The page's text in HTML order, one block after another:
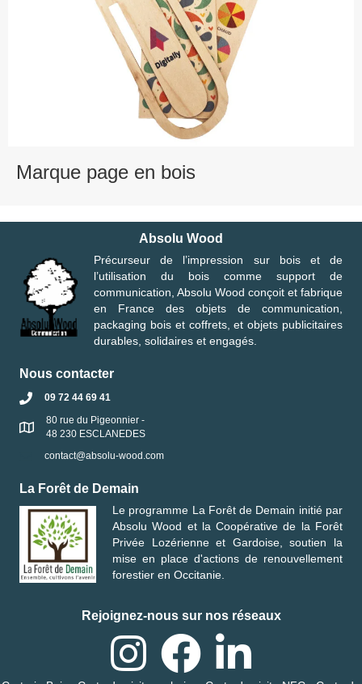
Marque page en bois
Absolu Wood
Précurseur de l’impression sur bois et de
l’utilisation du bois comme support de
communication, Absolu Wood conçoit et fabrique
en France des objets de communication,
packaging bois et coffrets, et objets publicitaires
durables, solidaires et engagés.
Nous contacter
09 72 44 69 41
80 rue du Pigeonnier -
48 230 ESCLANEDES
contact@absolu-wood.com
La Forêt de Demain
Le programme La Forêt de Demain initié par
Absolu Wood et laCoopérative de la Forêt
Privée Lozérienne et Gardoise, soutien la
mise en place d'actions de renouvellement
forestier en Occitanie.
Rejoignez-nous sur nos réseaux